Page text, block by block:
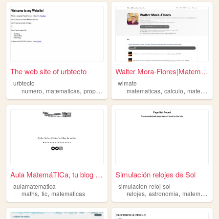
The web site of urbtecto
urbtecto
numero, matematicas, proporciones
Walter Mora-Flores|Matemátic...
wimate
matematicas,calculo,matematicasuniversitarias
Aula MatemáTICa, tu blog de ...
aulamatematica
maths, tic, matematicas
Simulación relojes de Sol
simulacion-reloj-sol
relojes,astronomia,matematicas